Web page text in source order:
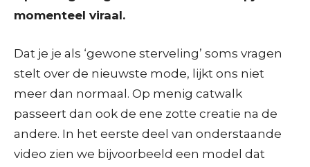
momenteel viraal.
Dat je je als ‘gewone sterveling’ soms vragen
stelt over de nieuwste mode, lijkt ons niet
meer dan normaal. Op menig catwalk
passeert dan ook de ene zotte creatie na de
andere. In het eerste deel van onderstaande
video zien we bijvoorbeeld een model dat